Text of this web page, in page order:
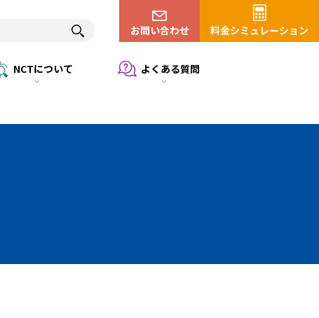
お問い合わせ 料金シミュレーション
NCTについて よくある質問